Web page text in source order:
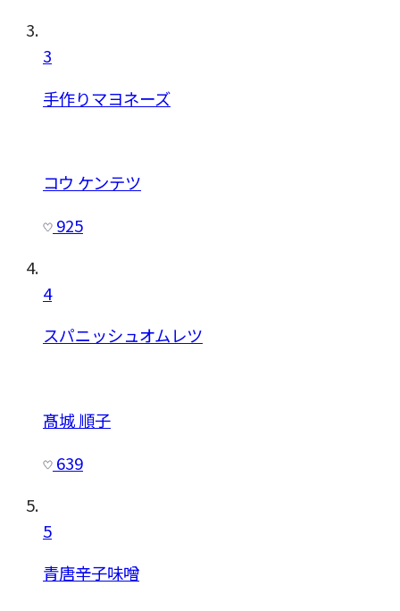
3
手作りマヨネーズ
コウ ケンテツ
925
4
スパニッシュオムレツ
髙城 順子
639
5
青唐辛子味噌